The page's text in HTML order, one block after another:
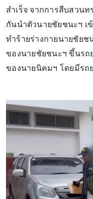
สำเร็จ จากการสืบสวน
กันนำตัวนายชัยชนะฯ เ
ทำร้ายร่างกายนายชัยช
ของนายชัยชนะฯ ขึ้นรถ
ของนายนิคมฯ โดยมีรถ